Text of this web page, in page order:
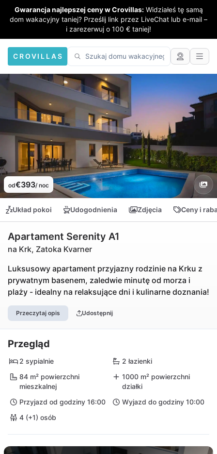
Gwarancja najlepszej ceny w Crovillas: Widziałeś tę samą
dom wakacyjny taniej? Prześlij link przez LiveChat lub e-mail –
i zarezerwuj o 100 € taniej!
CROVILLAS
od€393/ noc
Układ pokoi Udogodnienia Zdjęcia Ceny i
Apartament Serenity A1
na Krk, Zatoka Kvarner
Luksusowy apartament przyjazny rodzinie na Krku z
prywatnym basenem, zaledwie minutę od morza i
plaży - idealny na relaksujące dni i kulinarne doznania!
Przeczytaj opis Udostępnij
Przegląd
2 sypialnie
2 łazienki
84 m² powierzchni
mieszkalnej
1000 m² powierzchni
działki
Przyjazd od godziny 16:00
Wyjazd do godziny 10:00
4 (+1) osób